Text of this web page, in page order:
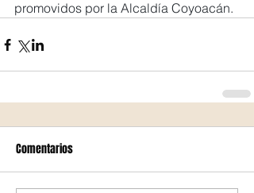
promovidos por la Alcaldía Coyoacán.
Comentarios